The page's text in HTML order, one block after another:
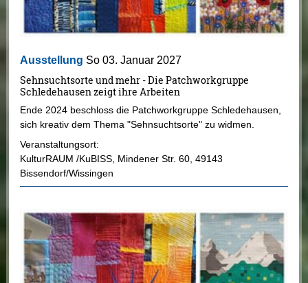
Ausstellung So 03. Januar 2027
Veranstaltungsort:
KulturRAUM /KuBISS, Mindener Str. 60, 49143
Bissendorf/Wissingen
Sehnsuchtsorte und mehr - Die Patchworkgruppe
Schledehausen zeigt ihre Arbeiten
Ende 2024 beschloss die Patchworkgruppe Schledehausen,
sich kreativ dem Thema "Sehnsuchtsorte" zu widmen.